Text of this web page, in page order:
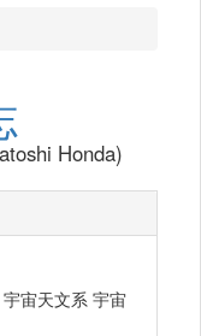
Honda)
宙天文系 宇宙